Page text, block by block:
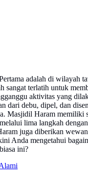
adalah di wilayah
terlatih untuk
aktivitas yang
debu, dipel, dan
Masjidil Haram
lima langkah
juga diberikan
Anda mengetahui
ini?